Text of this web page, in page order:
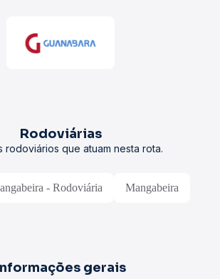
Rodoviárias
rodoviários que atuam nesta rota.
- Rodoviária Mangabeira
gerais